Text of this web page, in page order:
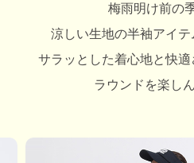
梅雨明け前の
涼しい生地の半袖アイテ
サラッとした着心地と快適
ラウンドを楽し